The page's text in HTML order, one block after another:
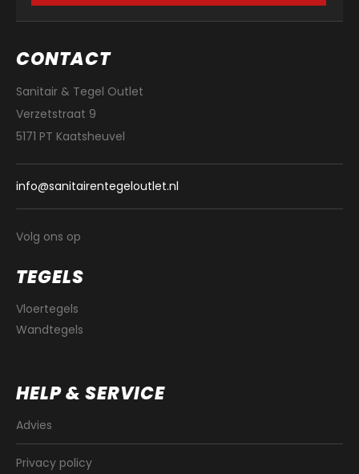
CONTACT
Sanitair & Tegel Outlet
Verzetstraat 9
5171 PT Kaatsheuvel
info@sanitairentegeloutlet.nl
Volg ons op
TEGELS
Vloertegels
Wandtegels
HELP & SERVICE
Advies
Privacy policy